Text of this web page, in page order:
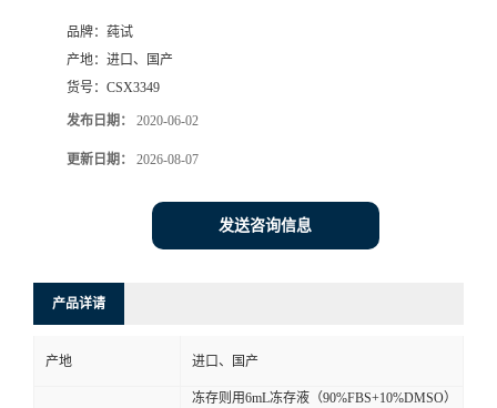
品牌： 莼试
产地： 进口、国产
货号： CSX3349
发布日期： 2020-06-02
更新日期： 2026-08-07
发送咨询信息
产品详请
产地 进口、国产
冻存则用6mL冻存液（90%FBS+10%DMSO）